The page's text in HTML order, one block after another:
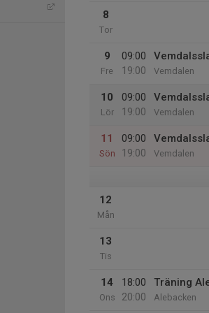
8
Tor
9
Fre
09:00
19:00
Vemdalen
10
Lör
09:00
19:00
Vemdalen
11
Sön
09:00
19:00
Vemdalen
12
Mån
13
Tis
14
Ons
18:00
20:00
Träning
Alebacken